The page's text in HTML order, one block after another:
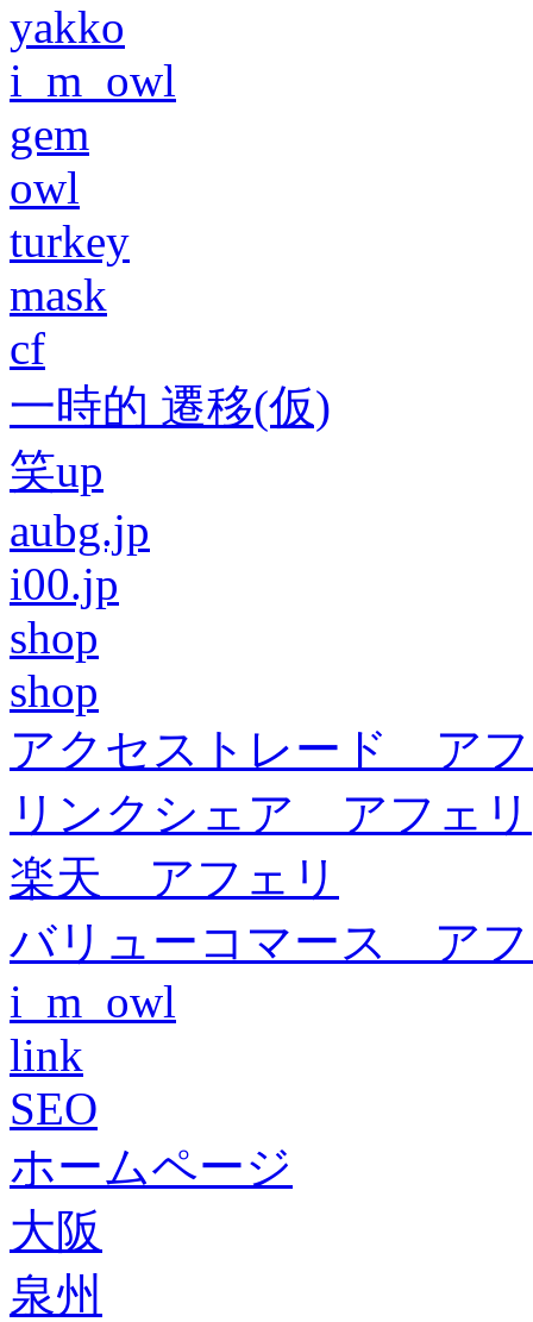
yakko
i_m_owl
gem
owl
turkey
mask
cf
一時的 遷移(仮)
笑up
aubg.jp
i00.jp
shop
shop
アクセストレード ア
リンクシェア アフェリ
楽天 アフェリ
バリューコマース ア
i_m_owl
link
SEO
ホームページ
大阪
泉州